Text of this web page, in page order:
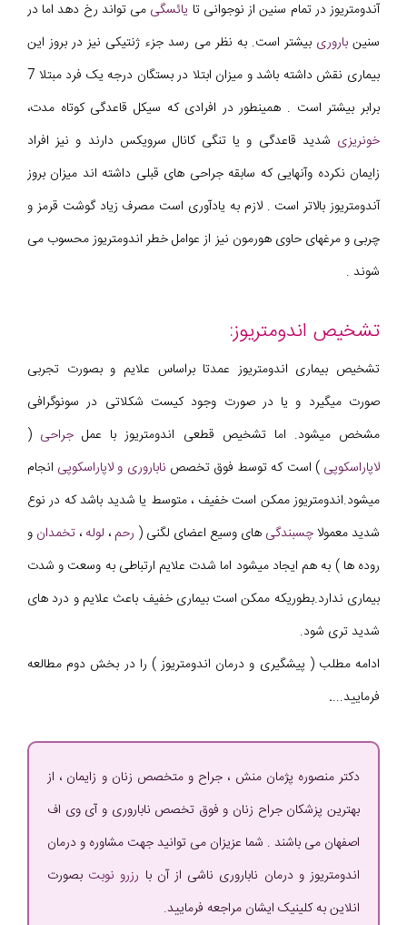
آندومتریوز در تمام سنین از نوجوانی تا یائسگی می تواند رخ دهد اما در
سنینباروری بیشتر است. به نظر می رسد جزء ژنتیکی نیز در بروز این
بیماری نقش داشته باشد و میزان ابتلا در بستگان درجه یک فرد مبتلا 7
برابر بیشتر است . همینطور در افرادی که سیکل قاعدگی کوتاه مدت،
خونریزی شدید قاعدگی و یا تنگی کانال سرویکس دارند و نیز افراد
زایمان نکرده وآنهایی که سابقه جراحی های قبلی داشته اند میزان بروز
آندومتریوز بالاتر است . لازم به یادآوری است مصرف زیاد گوشت قرمز و
چربی و مرغهای حاوی هورمون نیز از عوامل خطر اندومتریوز محسوب می
شوند .
تشخیص اندومتریوز:
تشخیص بیماری اندومتریوز عمدتا براساس علایم و بصورت تجربی
صورت میگیرد و یا در صورت وجود کیست شکلاتی در سونوگرافی
مشخص میشود. اما تشخیص قطعی اندومتریوز با عمل جراحی (
لاپاراسکوپی ) است که توسط فوق تخصص ناباروری و لاپاراسکوپی انجام
میشود.اندومتریوز ممکن است خفیف ، متوسط یا شدید باشد که در نوع
شدید معمولاچسبندگی های وسیع اعضای لگنی ( رحم ، لوله ، تخمدان و
روده ها ) به هم ایجاد میشود اما شدت علایم ارتباطی به وسعت و شدت
بیماری ندارد.بطوریکه ممکن است بیماری خفیف باعث علایم و درد های
شدید تری شود.
ادامه مطلب ( پیشگیری و درمان اندومتریوز ) را در بخش دوم مطالعه
فرمایید....
دکتر منصوره پژمان منش ، جراح و متخصص زنان و زایمان ، از
بهترین پزشکان جراح زنان و فوق تخصص ناباروری و آی وی اف
اصفهان می باشند . شما عزیزان می توانید جهت مشاوره و درمان
اندومتریوز و درمان ناباروری ناشی از آن با رزرو نوبت بصورت
انلاین به کلینیک ایشان مراجعه فرمایید.